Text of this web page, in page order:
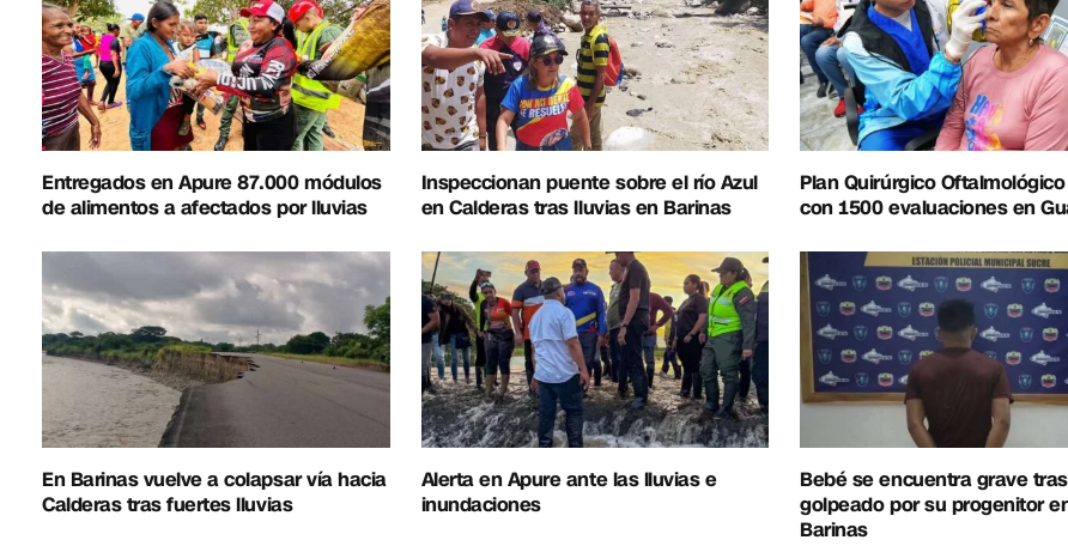
Entregados en Apure 87.000 módulos
de alimentos a afectados por lluvias
Inspeccionan puente sobre el río Azul
en Calderas tras lluvias en Barinas
Plan Quirúrgico
con 1500 evaluaciones en
En Barinas vuelve a colapsar vía hacia
Calderas tras fuertes lluvias
Alerta en Apure ante las lluvias e
inundaciones
Bebé se encuentra grave
golpeado por su progenitor
Barinas